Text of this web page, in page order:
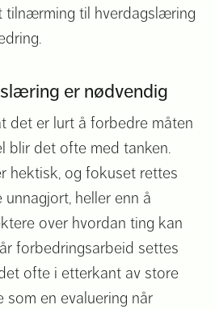
tilnærming til hverdagslæring
er nødvendig
det er lurt å forbedre måten
blir det ofte med tanken.
hektisk, og fokuset rettes
heller enn å
over hvordan ting kan
forbedringsarbeid settes
ofte i etterkant av store
som en evaluering når